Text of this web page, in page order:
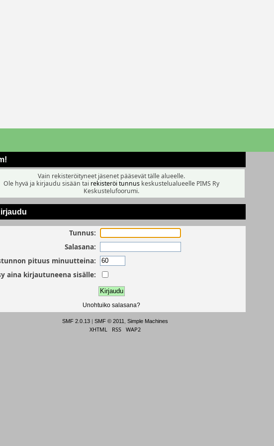
Vain rekisteröityneet jäsenet pääsevät tälle alueelle.
Ole hyvä ja kirjaudu sisään tai rekisteröi tunnus keskustelualueelle PIMS Ry
Keskustelufoorumi.
Tunnus:
Salasana:
pituus minuutteina:
aina kirjautuneena sisälle:
Unohtuiko salasana?
SMF 2.0.13 | SMF © 2011 Simple Machines
XHTML RSS WAP2